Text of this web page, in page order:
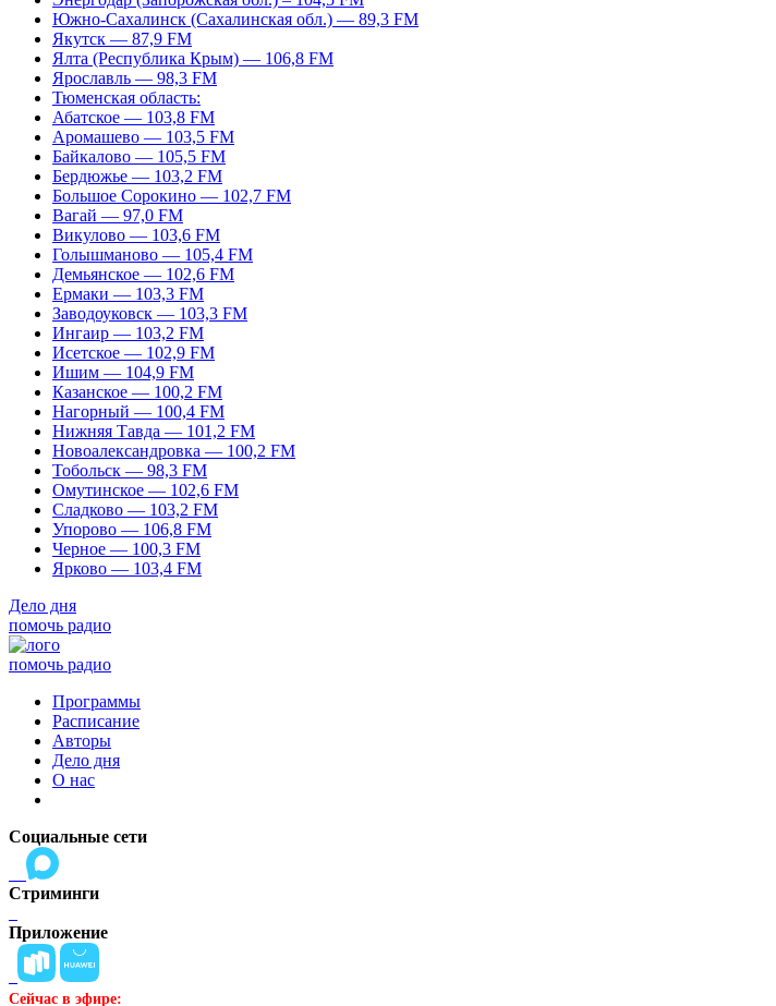
Южно-Сахалинск (Сахалинская обл.) — 89,3 FM
Якутск — 87,9 FM
Ялта (Республика Крым) — 106,8 FM
Ярославль — 98,3 FM
Тюменская область:
Абатское — 103,8 FM
Аромашево — 103,5 FM
Байкалово — 105,5 FM
Бердюжье — 103,2 FM
Большое Сорокино — 102,7 FM
Вагай — 97,0 FM
Викулово — 103,6 FM
Голышманово — 105,4 FM
Демьянское — 102,6 FM
Ермаки — 103,3 FM
Заводоуковск — 103,3 FM
Ингаир — 103,2 FM
Исетское — 102,9 FM
Ишим — 104,9 FM
Казанское — 100,2 FM
Нагорный — 100,4 FM
Нижняя Тавда — 101,2 FM
Новоалександровка — 100,2 FM
Тобольск — 98,3 FM
Омутинское — 102,6 FM
Сладково — 103,2 FM
Упорово — 106,8 FM
Черное — 100,3 FM
Ярково — 103,4 FM
Дело дня
помочь радио
помочь радио
Программы
Расписание
Авторы
Дело дня
О нас
Социальные сети
Стриминги
Приложение
Сейчас в эфире: